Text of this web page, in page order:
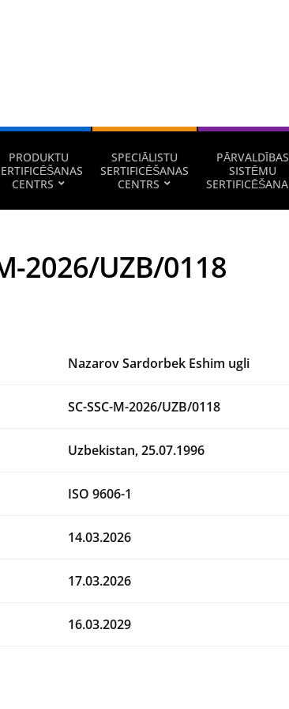
PRODUKTU
CENTRS
SPECIĀLISTU
SERTIFICĒŠANAS
CENTRS
PĀRVALDĪBAS
SISTĒMU
SERTIFICĒŠANA
2026/UZB/0118
Nazarov Sardorbek Eshim ugli
SC-SSC-M-2026/UZB/0118
Uzbekistan, 25.07.1996
ISO 9606-1
14.03.2026
17.03.2026
16.03.2029